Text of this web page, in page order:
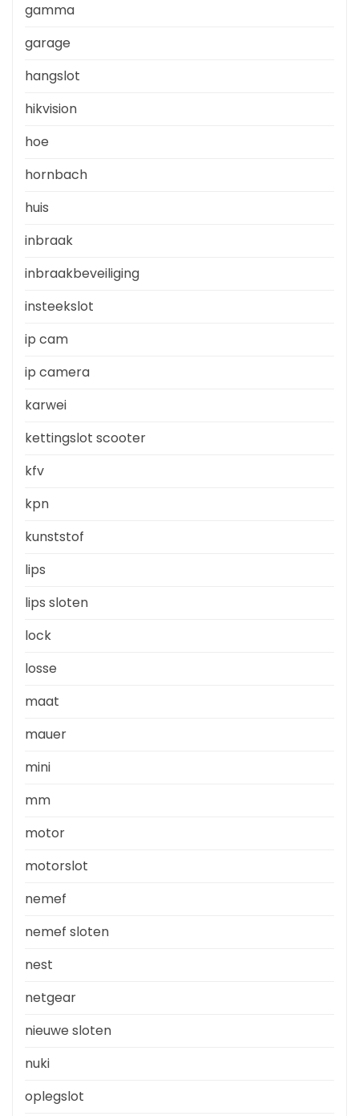
gamma
garage
hangslot
hikvision
hoe
hornbach
huis
inbraak
inbraakbeveiliging
insteekslot
ip cam
ip camera
karwei
kettingslot scooter
kfv
kpn
kunststof
lips
lips sloten
lock
losse
maat
mauer
mini
mm
motor
motorslot
nemef
nemef sloten
nest
netgear
nieuwe sloten
nuki
oplegslot